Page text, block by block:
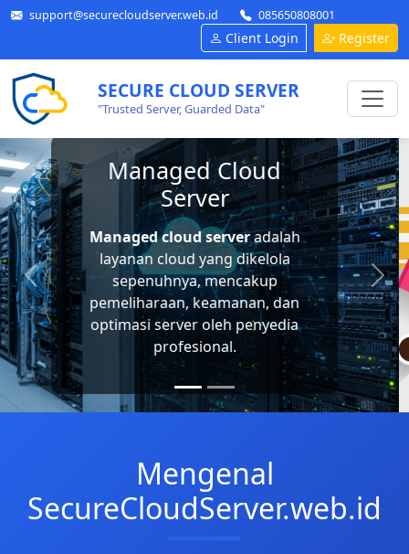
support@securecloudserver.web.id 085650808001
Client Login Register
SECURE CLOUD SERVER
"Trusted Server, Guarded Data"
Google Workspace
Google Workspaceadalah layanan
berbagai aplikasi dari Google
untuk meningkatkan produktivitas
bisnis kamu, bisa diakses dari pc
atau laptop, tablet, maupun
ponsel.
Mengenal
SecureCloudServer.web.id